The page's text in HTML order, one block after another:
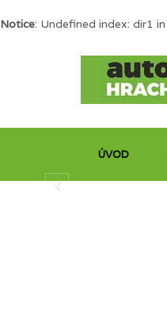
Notice: Undefined index: dir1 in
ÚVOD